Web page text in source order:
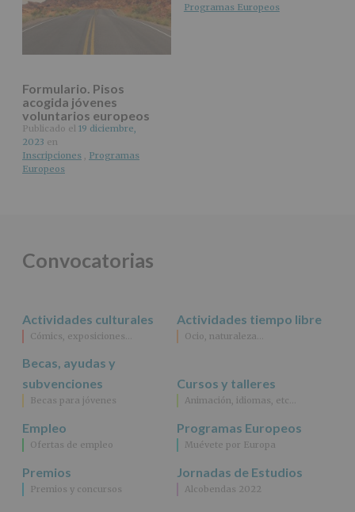
Programas Europeos
Formulario. Pisos
acogida jóvenes
voluntarios europeos
Publicado el 19 diciembre,
2023 en
Inscripciones , Programas
Europeos
Convocatorias
Actividades culturales
Cómics, exposiciones…
Actividades tiempo libre
Ocio, naturaleza…
Becas, ayudas y
subvenciones
Becas para jóvenes
Cursos y talleres
Animación, idiomas, etc…
Empleo
Ofertas de empleo
Programas Europeos
Muévete por Europa
Premios
Premios y concursos
Jornadas de Estudios
Alcobendas 2022